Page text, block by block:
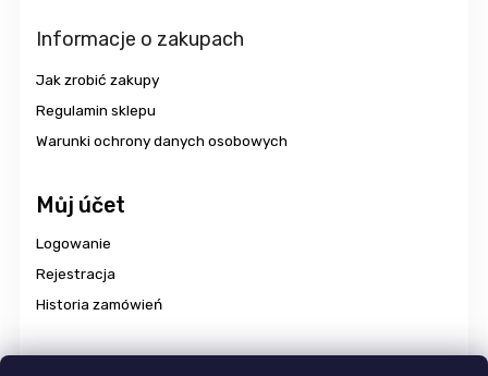
Informacje o zakupach
Jak zrobić zakupy
Regulamin sklepu
Warunki ochrony danych osobowych
Můj účet
Logowanie
Rejestracja
Historia zamówień